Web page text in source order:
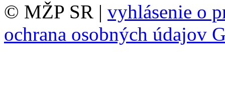
© MŽP SR | vyhlásenie o
ochrana osobných údajov